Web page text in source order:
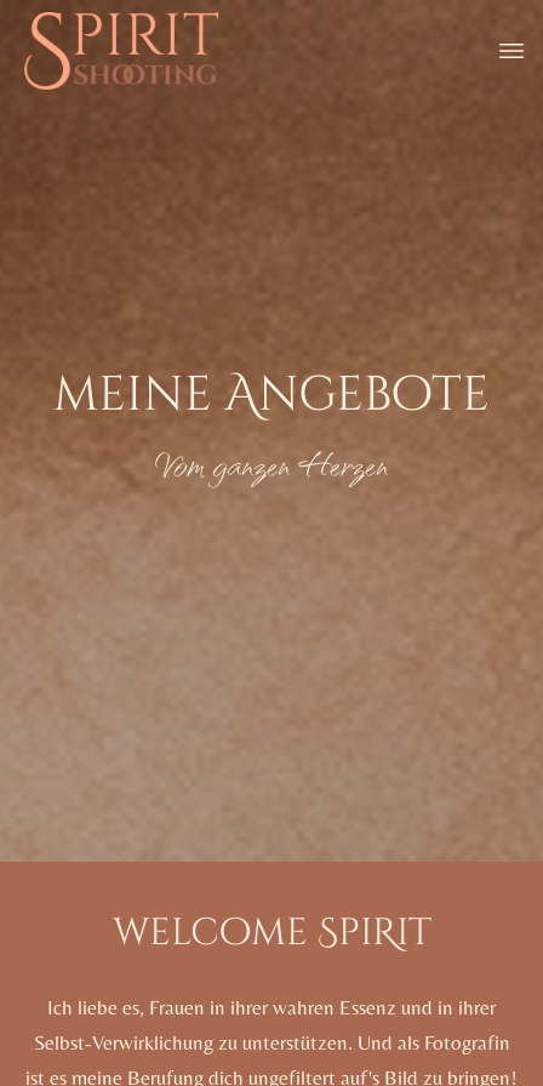
meine Angebote
Vom ganzen Herzen
welcome SpiRit
Ich liebe es, Frauen in ihrer wahren Essenz und in ihrer
Selbst-Verwirklichung zu unterstützen. Und als Fotografin
ist es meine Berufung dich ungefiltert auf's Bild zu bringen!